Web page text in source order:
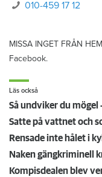
010-459 17 12
MISSA INGET FRÅN
Facebook.
Läs också